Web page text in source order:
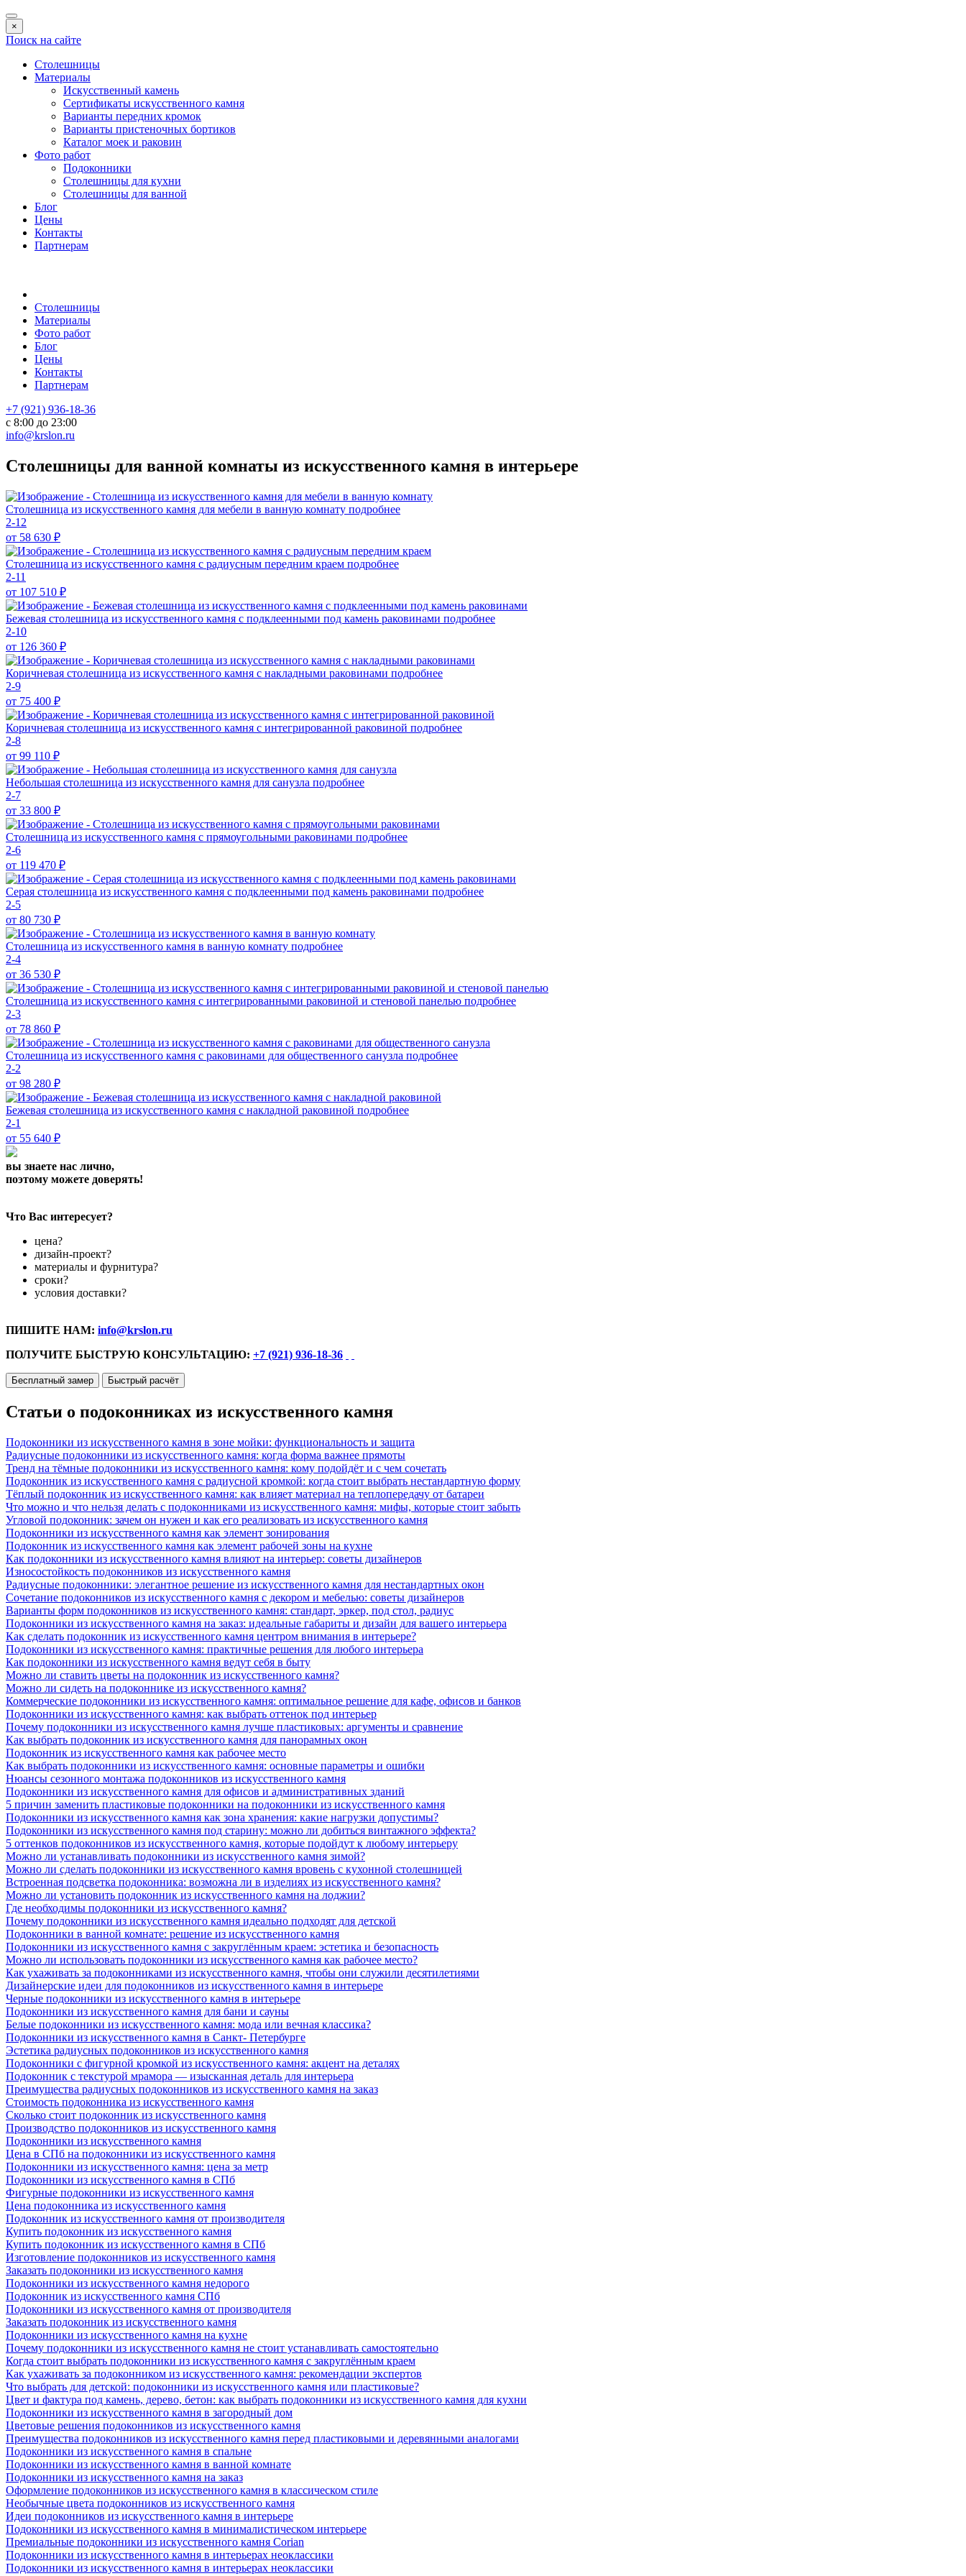
×
Поиск на сайте
Столешницы
Материалы
Искусственный камень
Сертификаты искусственного камня
Варианты передних кромок
Варианты пристеночных бортиков
Каталог моек и раковин
Фото работ
Подоконники
Столешницы для кухни
Столешницы для ванной
Блог
Цены
Контакты
Партнерам
Столешницы
Материалы
Фото работ
Блог
Цены
Контакты
Партнерам
+7 (921) 936-18-36
с 8:00 до 23:00
info@krslon.ru
Столешницы для ванной комнаты из искусственного камня в интерьере
Столешница из искусственного камня для мебели в ванную комнату подробнее
2-12
от 58 630 ₽
Столешница из искусственного камня с радиусным передним краем подробнее
2-11
от 107 510 ₽
Бежевая столешница из искусственного камня с подклеенными под камень раковинами подробнее
2-10
от 126 360 ₽
Коричневая столешница из искусственного камня с накладными раковинами подробнее
2-9
от 75 400 ₽
Коричневая столешница из искусственного камня с интегрированной раковиной подробнее
2-8
от 99 110 ₽
Небольшая столешница из искусственного камня для санузла подробнее
2-7
от 33 800 ₽
Столешница из искусственного камня с прямоугольными раковинами подробнее
2-6
от 119 470 ₽
Серая столешница из искусственного камня с подклеенными под камень раковинами подробнее
2-5
от 80 730 ₽
Столешница из искусственного камня в ванную комнату подробнее
2-4
от 36 530 ₽
Столешница из искусственного камня с интегрированными раковиной и стеновой панелью подробнее
2-3
от 78 860 ₽
Столешница из искусственного камня с раковинами для общественного санузла подробнее
2-2
от 98 280 ₽
Бежевая столешница из искусственного камня с накладной раковиной подробнее
2-1
от 55 640 ₽
вы знаете нас лично,
поэтому можете доверять!
Что Вас интересует?
цена?
дизайн-проект?
материалы и фурнитура?
сроки?
условия доставки?
ПИШИТЕ НАМ: info@krslon.ru
ПОЛУЧИТЕ БЫСТРУЮ КОНСУЛЬТАЦИЮ: +7 (921) 936-18-36
Бесплатный замер Быстрый расчёт
Статьи о подоконниках из искусственного камня
Подоконники из искусственного камня в зоне мойки: функциональность и защита
Радиусные подоконники из искусственного камня: когда форма важнее прямоты
Тренд на тёмные подоконники из искусственного камня: кому подойдёт и с чем сочетать
Подоконник из искусственного камня с радиусной кромкой: когда стоит выбрать нестандартную форму
Тёплый подоконник из искусственного камня: как влияет материал на теплопередачу от батареи
Что можно и что нельзя делать с подоконниками из искусственного камня: мифы, которые стоит забыть
Угловой подоконник: зачем он нужен и как его реализовать из искусственного камня
Подоконники из искусственного камня как элемент зонирования
Подоконник из искусственного камня как элемент рабочей зоны на кухне
Как подоконники из искусственного камня влияют на интерьер: советы дизайнеров
Износостойкость подоконников из искусственного камня
Радиусные подоконники: элегантное решение из искусственного камня для нестандартных окон
Сочетание подоконников из искусственного камня с декором и мебелью: советы дизайнеров
Варианты форм подоконников из искусственного камня: стандарт, эркер, под стол, радиус
Подоконники из искусственного камня на заказ: идеальные габариты и дизайн для вашего интерьера
Как сделать подоконник из искусственного камня центром внимания в интерьере?
Подоконники из искусственного камня: практичные решения для любого интерьера
Как подоконники из искусственного камня ведут себя в быту
Можно ли ставить цветы на подоконник из искусственного камня?
Можно ли сидеть на подоконнике из искусственного камня?
Коммерческие подоконники из искусственного камня: оптимальное решение для кафе, офисов и банков
Подоконники из искусственного камня: как выбрать оттенок под интерьер
Почему подоконники из искусственного камня лучше пластиковых: аргументы и сравнение
Как выбрать подоконник из искусственного камня для панорамных окон
Подоконник из искусственного камня как рабочее место
Как выбрать подоконники из искусственного камня: основные параметры и ошибки
Нюансы сезонного монтажа подоконников из искусственного камня
Подоконники из искусственного камня для офисов и административных зданий
5 причин заменить пластиковые подоконники на подоконники из искусственного камня
Подоконники из искусственного камня как зона хранения: какие нагрузки допустимы?
Подоконники из искусственного камня под старину: можно ли добиться винтажного эффекта?
5 оттенков подоконников из искусственного камня, которые подойдут к любому интерьеру
Можно ли устанавливать подоконники из искусственного камня зимой?
Можно ли сделать подоконники из искусственного камня вровень с кухонной столешницей
Встроенная подсветка подоконника: возможна ли в изделиях из искусственного камня?
Можно ли установить подоконник из искусственного камня на лоджии?
Где необходимы подоконники из искусственного камня?
Почему подоконники из искусственного камня идеально подходят для детской
Подоконники в ванной комнате: решение из искусственного камня
Подоконники из искусственного камня с закруглённым краем: эстетика и безопасность
Можно ли использовать подоконники из искусственного камня как рабочее место?
Как ухаживать за подоконниками из искусственного камня, чтобы они служили десятилетиями
Дизайнерские идеи для подоконников из искусственного камня в интерьере
Черные подоконники из искусственного камня в интерьере
Подоконники из искусственного камня для бани и сауны
Белые подоконники из искусственного камня: мода или вечная классика?
Подоконники из искусственного камня в Санкт- Петербурге
Эстетика радиусных подоконников из искусственного камня
Подоконники с фигурной кромкой из искусственного камня: акцент на деталях
Подоконник с текстурой мрамора — изысканная деталь для интерьера
Преимущества радиусных подоконников из искусственного камня на заказ
Стоимость подоконника из искусственного камня
Сколько стоит подоконник из искусственного камня
Производство подоконников из искусственного камня
Подоконники из искусственного камня
Цена в СПб на подоконники из искусственного камня
Подоконники из искусственного камня: цена за метр
Подоконники из искусственного камня в СПб
Фигурные подоконники из искусственного камня
Цена подоконника из искусственного камня
Подоконник из искусственного камня от производителя
Купить подоконник из искусственного камня
Купить подоконник из искусственного камня в СПб
Изготовление подоконников из искусственного камня
Заказать подоконники из искусственного камня
Подоконники из искусственного камня недорого
Подоконник из искусственного камня СПб
Подоконники из искусственного камня от производителя
Заказать подоконник из искусственного камня
Подоконники из искусственного камня на кухне
Почему подоконники из искусственного камня не стоит устанавливать самостоятельно
Когда стоит выбрать подоконники из искусственного камня с закруглённым краем
Как ухаживать за подоконником из искусственного камня: рекомендации экспертов
Что выбрать для детской: подоконники из искусственного камня или пластиковые?
Цвет и фактура под камень, дерево, бетон: как выбрать подоконники из искусственного камня для кухни
Подоконники из искусственного камня в загородный дом
Цветовые решения подоконников из искусственного камня
Преимущества подоконников из искусственного камня перед пластиковыми и деревянными аналогами
Подоконники из искусственного камня в спальне
Подоконники из искусственного камня в ванной комнате
Подоконники из искусственного камня на заказ
Оформление подоконников из искусственного камня в классическом стиле
Необычные цвета подоконников из искусственного камня
Идеи подоконников из искусственного камня в интерьере
Подоконники из искусственного камня в минималистическом интерьере
Премиальные подоконники из искусственного камня Corian
Подоконники из искусственного камня в интерьерах неоклассики
Подоконники из искусственного камня в интерьерах неоклассики